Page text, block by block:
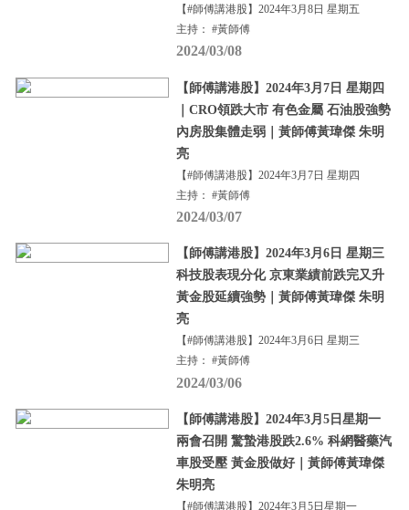
【#師傅講港股】2024年3月8日 星期五
主持： #黃師傅
2024/03/08
【師傅講港股】2024年3月7日 星期四
｜CRO領跌大市 有色金屬 石油股強勢
內房股集體走弱｜黃師傅黃瑋傑 朱明
亮
【#師傅講港股】2024年3月7日 星期四
主持： #黃師傅
2024/03/07
【師傅講港股】2024年3月6日 星期三
科技股表現分化 京東業績前跌完又升
黃金股延續強勢｜黃師傅黃瑋傑 朱明
亮
【#師傅講港股】2024年3月6日 星期三
主持： #黃師傅
2024/03/06
【師傅講港股】2024年3月5日星期一
兩會召開 驚蟄港股跌2.6% 科網醫藥汽
車股受壓 黃金股做好｜黃師傅黃瑋傑
朱明亮
【#師傅講港股】2024年3月5日星期一